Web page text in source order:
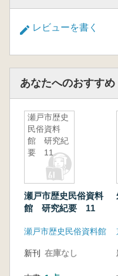
レビューを書く
あなたへのおすすめ
瀬戸市歴史
民俗資料
館 研究紀
要 11
瀬戸市歴史民俗資料
館 研究紀要 11
瀬戸市歴史民俗資料館
新刊 在庫なし